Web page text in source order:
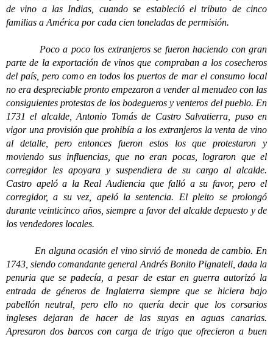
de vino a las Indias, cuando se estableció el tributo de cinco
familias a América por cada cien toneladas de permisión.
Poco a poco los extranjeros se fueron haciendo con gran
parte de la exportación de vinos que compraban a los cosecheros
del país, pero como en todos los puertos de mar el consumo local
no era despreciable pronto empezaron a vender al menudeo con las
consiguientes protestas de los bodegueros y venteros del pueblo. En
1731 el alcalde, Antonio Tomás de Castro Salvatierra, puso en
vigor una provisión que prohibía a los extranjeros la venta de vino
al detalle, pero entonces fueron estos los que protestaron y
moviendo sus influencias, que no eran pocas, lograron que el
corregidor les apoyara y suspendiera de su cargo al alcalde.
Castro apeló a la Real Audiencia que falló a su favor, pero el
corregidor, a su vez, apeló la sentencia. El pleito se prolongó
durante veinticinco años, siempre a favor del alcalde depuesto y de
los vendedores locales.
En alguna ocasión el vino sirvió de moneda de cambio. En
1743, siendo comandante general Andrés Bonito Pignateli, dada la
penuria que se padecía, a pesar de estar en guerra autorizó la
entrada de géneros de Inglaterra siempre que se hiciera bajo
pabellón neutral, pero ello no quería decir que los corsarios
ingleses dejaran de hacer de las suyas en aguas canarias.
Apresaron dos barcos con carga de trigo que ofrecieron a buen